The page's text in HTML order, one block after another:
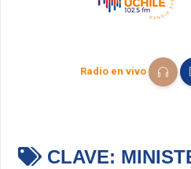
Radio en vivo
CLAVE: